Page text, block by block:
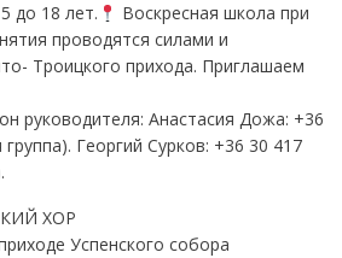
до 18 лет.
Воскресная школа при
проводятся силами и
Троицкого прихода. Приглашаем
руководителя: Анастасия Дожа: +36
Георгий Сурков: +36 30 417
ХОР
Успенского собора